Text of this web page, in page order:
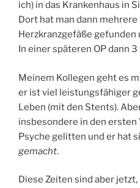
ich) in das Krankenhaus in
Dort hat man dann
Herzkranzgefäße
In einer späteren OP dann
Meinem Kollegen geht es
er ist viel leistungsfähiger
Leben (mit den Stents).
insbesondere in den
Psyche gelitten und er hat
gemacht.
Diese Zeiten sind aber